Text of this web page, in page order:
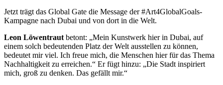
Jetzt trägt das Global Gate die Message der #Art4GlobalGoals-
Kampagne nach Dubai und von dort in die Welt.
Leon Löwentraut betont: „Mein Kunstwerk hier in Dubai, auf
einem solch bedeutenden Platz der Welt ausstellen zu können,
bedeutet mir viel. Ich freue mich, die Menschen hier für das Thema
Nachhaltigkeit zu erreichen.“ Er fügt hinzu: „Die Stadt inspiriert
mich, groß zu denken. Das gefällt mir.“